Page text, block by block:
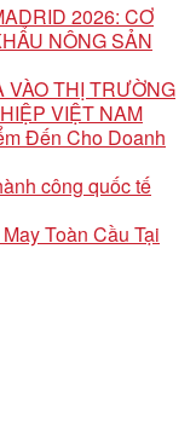
2026: CƠ
NÔNG SẢN
VÀO THỊ TRƯỜNG
VIỆT NAM
Đến Cho Doanh
công quốc tế
Toàn Cầu Tại